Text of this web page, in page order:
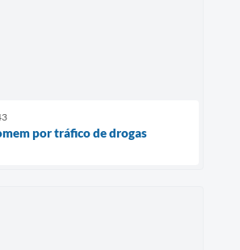
por tráfico de drogas